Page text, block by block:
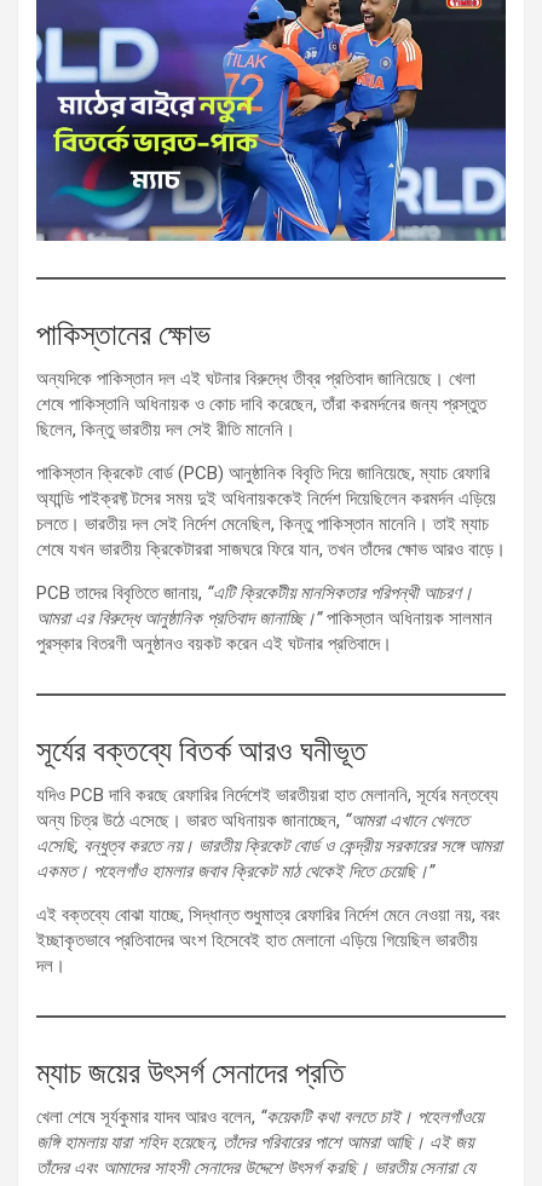
পাকিস্তানের ক্ষোভ
অন্যদিকে পাকিস্তান দল এই ঘটনার বিরুদ্ধে তীব্র প্রতিবাদ জানিয়েছে। খেলা
শেষে পাকিস্তানি অধিনায়ক ও কোচ দাবি করেছেন, তাঁরা করমর্দনের জন্য প্রস্তুত
ছিলেন, কিন্তু ভারতীয় দল সেই রীতি মানেনি।
পাকিস্তান ক্রিকেট বোর্ড (PCB) আনুষ্ঠানিক বিবৃতি দিয়ে জানিয়েছে, ম্যাচ রেফারি
অ্যান্ডি পাইক্রফ্ট টসের সময় দুই অধিনায়ককেই নির্দেশ দিয়েছিলেন করমর্দন এড়িয়ে
চলতে। ভারতীয় দল সেই নির্দেশ মেনেছিল, কিন্তু পাকিস্তান মানেনি। তাই ম্যাচ
শেষে যখন ভারতীয় ক্রিকেটাররা সাজঘরে ফিরে যান, তখন তাঁদের ক্ষোভ আরও বাড়ে।
PCB তাদের বিবৃতিতে জানায়, “এটি ক্রিকেটীয় মানসিকতার পরিপন্থী আচরণ।
আমরা এর বিরুদ্ধে আনুষ্ঠানিক প্রতিবাদ জানাচ্ছি।”পাকিস্তান অধিনায়ক সালমান
পুরস্কার বিতরণী অনুষ্ঠানও বয়কট করেন এই ঘটনার প্রতিবাদে।
সূর্যের বক্তব্যে বিতর্ক আরও ঘনীভূত
যদিও PCB দাবি করছে রেফারির নির্দেশেই ভারতীয়রা হাত মেলাননি, সূর্যের মন্তব্যে
অন্য চিত্র উঠে এসেছে। ভারত অধিনায়ক জানাচ্ছেন, “আমরা এখানে খেলতে
এসেছি, বন্ধুত্ব করতে নয়। ভারতীয় ক্রিকেট বোর্ড ও কেন্দ্রীয় সরকারের সঙ্গে আমরা
একমত। পহেলগাঁও হামলার জবাব ক্রিকেট মাঠ থেকেই দিতে চেয়েছি।”
এই বক্তব্যে বোঝা যাচ্ছে, সিদ্ধান্ত শুধুমাত্র রেফারির নির্দেশ মেনে নেওয়া নয়, বরং
ইচ্ছাকৃতভাবে প্রতিবাদের অংশ হিসেবেই হাত মেলানো এড়িয়ে গিয়েছিল ভারতীয়
দল।
ম্যাচ জয়ের উৎসর্গ সেনাদের প্রতি
খেলা শেষে সূর্যকুমার যাদব আরও বলেন, “কয়েকটি কথা বলতে চাই। পহেলগাঁওয়ে
জঙ্গি হামলায় যারা শহিদ হয়েছেন, তাঁদের পরিবারের পাশে আমরা আছি। এই জয়
তাঁদের এবং আমাদের সাহসী সেনাদের উদ্দেশে উৎসর্গ করছি। ভারতীয় সেনারা যে